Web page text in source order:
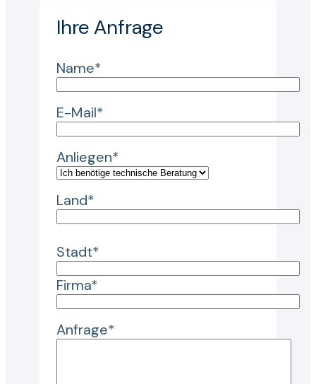
Ihre Anfrage
Name*
E-Mail*
Anliegen*
Land*
Stadt*
Firma*
Anfrage*